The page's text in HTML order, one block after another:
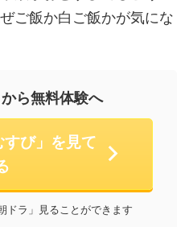
ご飯か白ご飯かが気にな
ら無料体験へ
び」を見て
ドラ」見ることができます